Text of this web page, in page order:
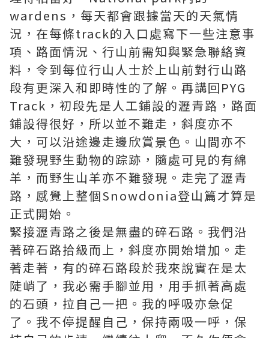
wardens，每天都會跟據當天的天氣情
況，在每條track的入口處寫下一些注意事
項、路面情況、行山前需知與緊急聯絡資
料，令到每位行山人士於上山前對行山路
段有更深入和即時性的了解。再講回PYG
Track，初段先是人工鋪設的瀝青路，路面
鋪設得很好，所以並不難走，斜度亦不
大，可以沿途邊走邊欣賞景色。山間亦不
難發現野生動物的踪跡，隨處可見的有綿
羊，而野生山羊亦不難發現。走完了瀝青
路，感覺上整個Snowdonia登山篇才算是
正式開始。
緊接瀝青路之後是無盡的碎石路。我們沿
著碎石路拾級而上，斜度亦開始增加。走
著走著，有的碎石路段於我來說實在是太
陡峭了，我必需手腳並用，用手抓著高處
的石頭，拉自己一把。我的呼吸亦急促
了。我不停提醒自己，保持兩吸一呼，保